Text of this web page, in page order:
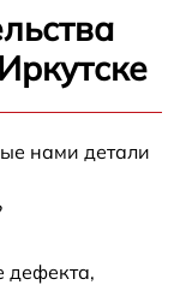
нами детали
дефекта,